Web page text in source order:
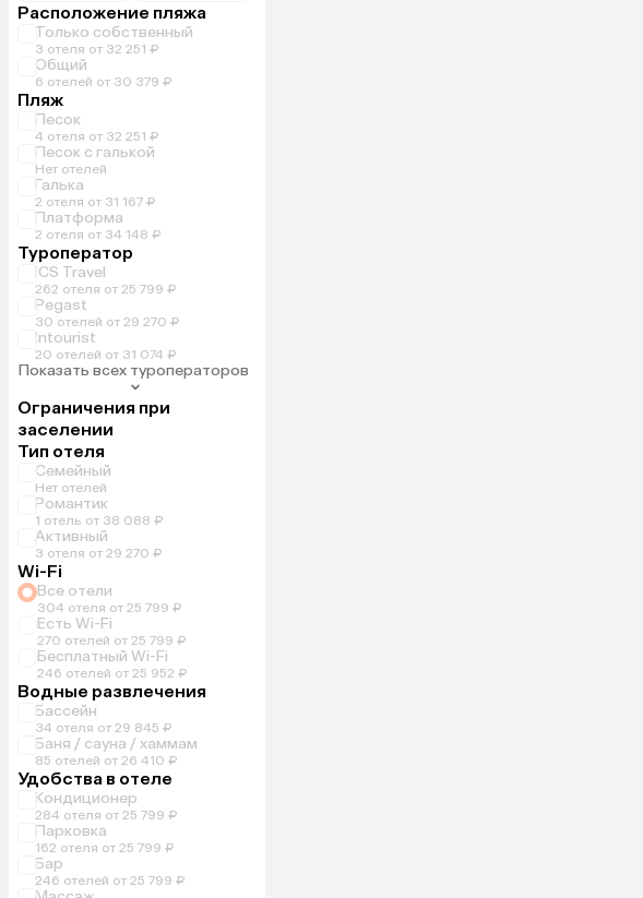
Расположение пляжа
Только собственный
3 отеля от 32 251 ₽
Общий
6 отелей от 30 379 ₽
Пляж
Песок
4 отеля от 32 251 ₽
Песок с галькой
Нет отелей
Галька
2 отеля от 31 167 ₽
Платформа
2 отеля от 34 148 ₽
Туроператор
ICS Travel
262 отеля от 25 799 ₽
Pegast
30 отелей от 29 270 ₽
Intourist
20 отелей от 31 074 ₽
Показать всех туроператоров
Ограничения при
заселении
Тип отеля
Семейный
Нет отелей
Романтик
1 отель от 38 088 ₽
Активный
3 отеля от 29 270 ₽
Wi-Fi
Все отели
304 отеля от 25 799 ₽
Есть Wi-Fi
270 отелей от 25 799 ₽
Бесплатный Wi-Fi
246 отелей от 25 952 ₽
Водные развлечения
Бассейн
34 отеля от 29 845 ₽
Баня / сауна / хаммам
85 отелей от 26 410 ₽
Удобства в отеле
Кондиционер
284 отеля от 25 799 ₽
Парковка
162 отеля от 25 799 ₽
Бар
246 отелей от 25 799 ₽